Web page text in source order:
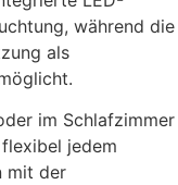
während die
als
im Schlafzimmer
jedem
mit der